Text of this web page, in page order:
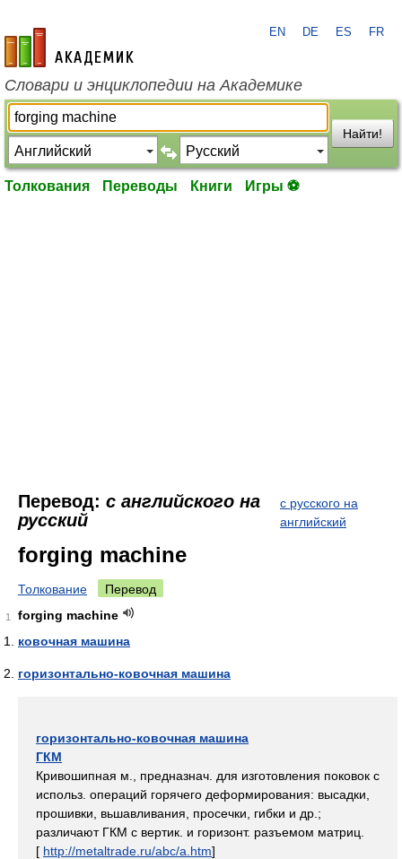
academic.ru
EN DE ES FR
Словари и энциклопедии на Академике
Найти!
Толкования Переводы Книги Игры ⚽
Перевод: с английского на
русский
с русского на
английский
forging machine
Толкование Перевод
1
forging machine
ковочная машина
горизонтально-ковочная машина
горизонтально-ковочная машина
ГКМ
Кривошипная м., предназнач. для изготовления поковок с
использ. операций горячего деформирования: высадки,
прошивки, вьшавливания, просечки, гибки и др.;
различают ГКМ с вертик. и горизонт. разъемом матриц.
[ http://metaltrade.ru/abc/a.htm]